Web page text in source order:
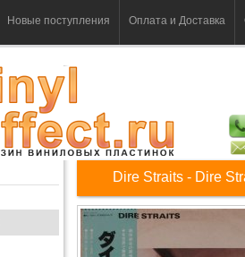
Новые поступления Оплата и Доставка
Dire Straits - Dire